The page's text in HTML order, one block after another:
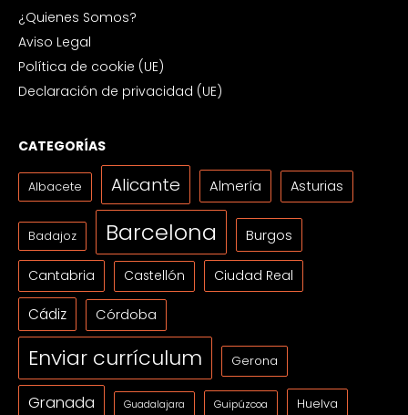
¿Quienes Somos?
Aviso Legal
Política de cookie (UE)
Declaración de privacidad (UE)
CATEGORÍAS
Albacete Alicante Almería Asturias
Badajoz Barcelona Burgos
Cantabria Castellón Ciudad Real
Cádiz Córdoba
Enviar currículum Gerona
Granada Guadalajara Guipúzcoa Huelva